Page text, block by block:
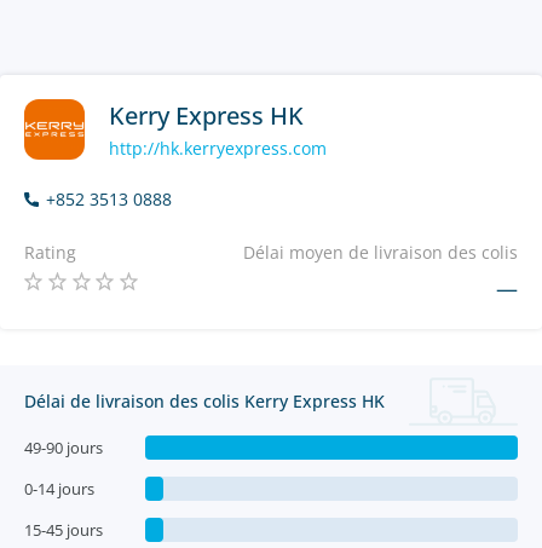
Kerry Express HK
http://hk.kerryexpress.com
+852 3513 0888
Rating Délai moyen de livraison des colis
—
Délai de livraison des colis Kerry Express HK
49-90 jours
0-14 jours
15-45 jours